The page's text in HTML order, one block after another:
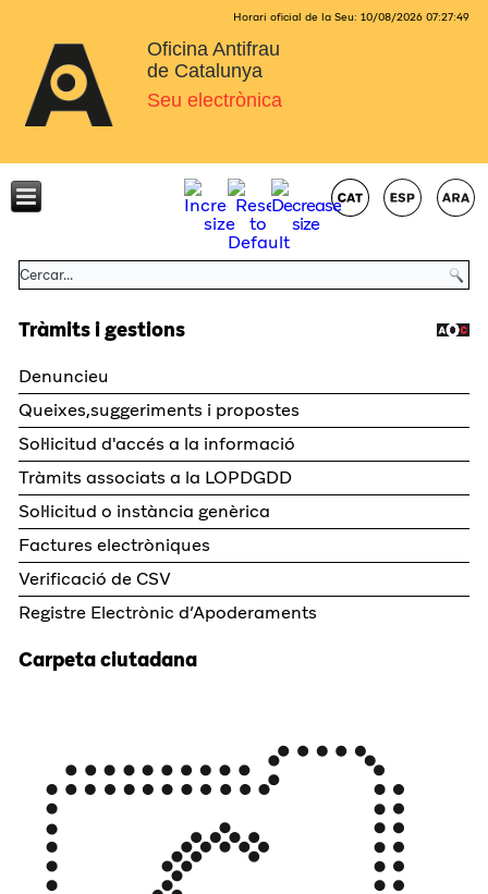
Horari oficial de la Seu: 10/08/2026 07:27:49
Oficina Antifrau
de Catalunya
Seu electrònica
Tràmits i gestions
Denuncieu
Queixes,suggeriments i propostes
Sol·licitud d'accés a la informació
Tràmits associats a la LOPDGDD
Sol·licitud o instància genèrica
Factures electròniques
Verificació de CSV
Registre Electrònic d’Apoderaments
Carpeta ciutadana